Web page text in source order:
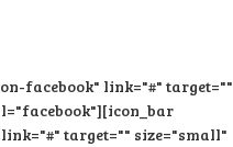
facebook" link="#" target=""
target="" size="small"